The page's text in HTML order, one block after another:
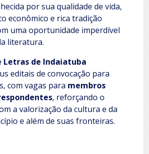
por sua qualidade de vida,
econômico e rica tradição
uma oportunidade imperdível
literatura.
Letras de Indaiatuba
editais de convocação para
com vagas para membros
, reforçando o
a valorização da cultura e da
e além de suas fronteiras.